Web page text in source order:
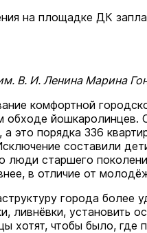
на площадке ДК
В. И. Ленина Марина
комфортной
обходе йошкаролинцев.
это порядка 336
составили
люди старшего
в отличие от
города более
ливнёвки, установить
хотят, чтобы было, где